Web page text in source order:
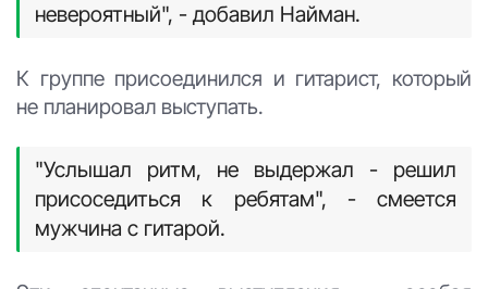
невероятный", - добавил Найман.
К группе присоединился и гитарист, который
не планировал выступать.
"Услышал ритм, не выдержал - решил
присоседиться к ребятам", - смеется
мужчина с гитарой.